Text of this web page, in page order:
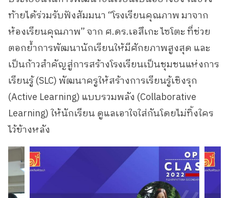
ท้ายได้ร่วมรับฟังสัมมนา “โรงเรียนคุณภาพ มาจาก
ห้องเรียนคุณภาพ” จาก ศ.ดร.เอสึเกะ ไซโตะ ที่ช่วย
ตอกย้ำการพัฒนานักเรียนให้มีศักยภาพสูงสุด และ
เป็นก้าวสำคัญสู่การสร้างโรงเรียนเป็นชุมชนแห่งการ
เรียนรู้ (SLC) พัฒนาครูให้สร้างการเรียนรู้เชิงรุก
(Active Learning) แบบรวมพลัง (Collaborative
Learning) ให้นักเรียน ดูแลเอาใจใส่กันโดยไม่ทิ้งใคร
ไว้ข้างหลัง